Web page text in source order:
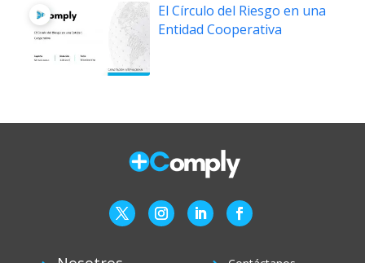
El Círculo del Riesgo en una
Entidad Cooperativa